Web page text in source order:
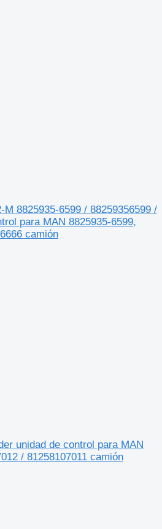
8825935-6599 / 88259356599 /
para MAN 8825935-6599,
camión
unidad de control para MAN
/ 81258107011 camión